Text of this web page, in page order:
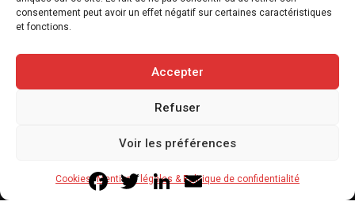
consentement peut avoir un effet négatif sur certaines caractéristiques
et fonctions.
Accepter
Refuser
Voir les préférences
Cookies Mentions légales & Politique de confidentialité
7 août 2026
Mentions légales & Politique de confidentialité
Cookies
FacebookTwitterLinkedInEmail